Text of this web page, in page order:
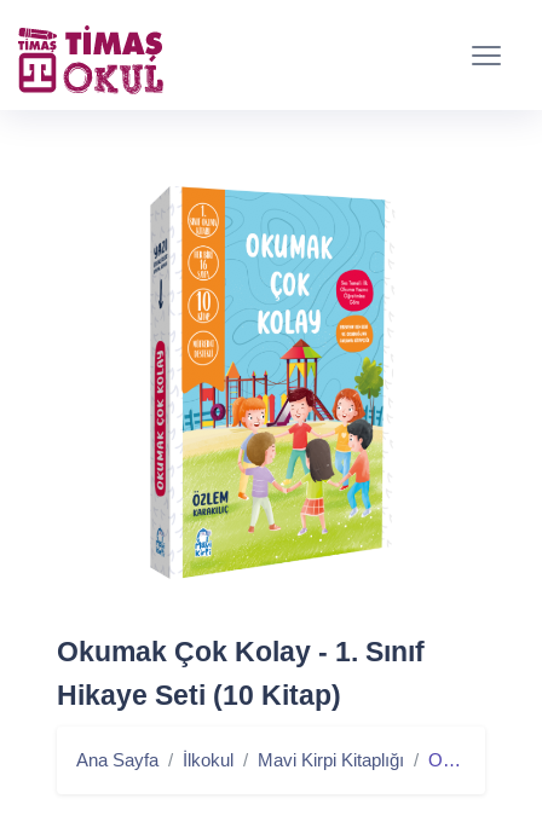
Okumak Çok Kolay - 1. Sınıf
Hikaye Seti (10 Kitap)
Ana Sayfa İlkokul Mavi Kirpi Kitaplığı Okumak Çok Kolay - 1. Sınıf Hikaye Seti (10 Kitap)